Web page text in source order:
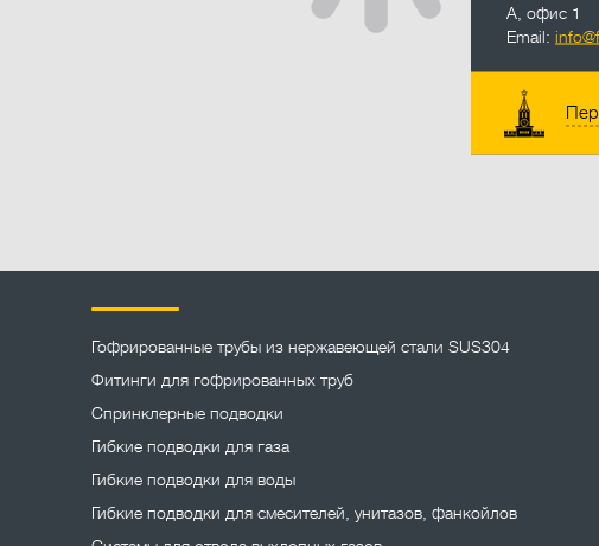
А, офис 1
Email:
Гофрированные трубы из нержавеющей стали SUS304
Фитинги для гофрированных труб
Спринклерные подводки
Гибкие подводки для газа
Гибкие подводки для воды
Гибкие подводки для смесителей, унитазов, фанкойлов